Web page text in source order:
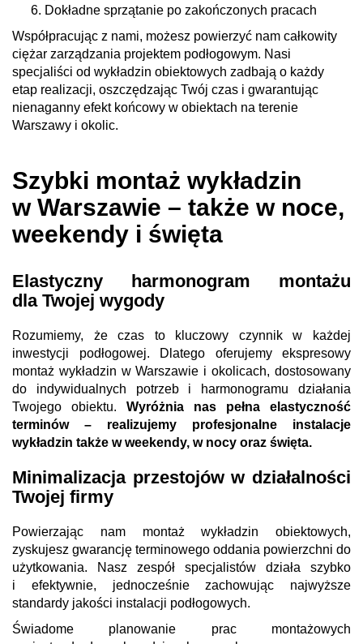
Dokładne sprzątanie po zakończonych pracach
Współpracując z nami, możesz powierzyć nam całkowity
ciężar zarządzania projektem podłogowym. Nasi
specjaliści od wykładzin obiektowych zadbają o każdy
etap realizacji, oszczędzając Twój czas i gwarantując
nienaganny efekt końcowy w obiektach na terenie
Warszawy i okolic.
Szybki montaż wykładzin
w Warszawie – także w noce,
weekendy i święta
Elastyczny harmonogram montażu
dla Twojej wygody
Rozumiemy, że czas to kluczowy czynnik w każdej
inwestycji podłogowej. Dlatego oferujemy ekspresowy
montaż wykładzin w Warszawie i okolicach, dostosowany
do indywidualnych potrzeb i harmonogramu działania
Twojego obiektu. Wyróżnia nas pełna elastyczność
terminów – realizujemy profesjonalne instalacje
wykładzin także w weekendy, w nocy oraz święta.
Minimalizacja przestojów w działalności
Twojej firmy
Powierzając nam montaż wykładzin obiektowych,
zyskujesz gwarancję terminowego oddania powierzchni do
użytkowania. Nasz zespół specjalistów działa szybko
i efektywnie, jednocześnie zachowując najwyższe
standardy jakości instalacji podłogowych.
Świadome planowanie prac montażowych